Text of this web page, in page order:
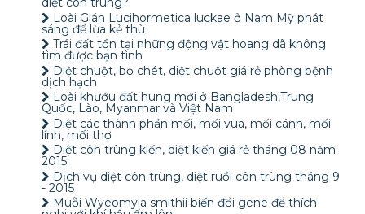
Loài Gián Lucihormetica luckae ở Nam Mỹ phát
sáng để lừa kẻ thù
Trái đất tồn tại những động vật hoang dã không
tìm được bạn tình
Diệt chuột, bọ chét, diệt chuột giá rẻ phòng bệnh
dịch hạch
Loài khướu đất hung mới ở Bangladesh,Trung
Quốc, Lào, Myanmar và Việt Nam
Diệt các thành phần mối, mối vua, mối cánh, mối
lính, mối thợ
Diệt côn trùng kiến, diệt kiến giá rẻ tháng 08 năm
2015
Dịch vụ diệt côn trùng, diệt ruồi côn trùng tháng 9
- 2015
Muỗi Wyeomyia smithii biến đổi gene để thích